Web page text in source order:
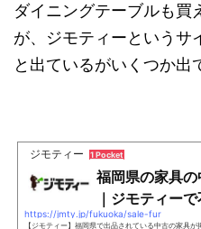
ダイニングテーブルも買
が、ジモティーというサ
と出ているがいくつか出
ジモティー 1 Pocket
福岡県の家具
｜ジモティー
https://jmty.jp/fukuoka/sale-fur
【ジモティー】福岡県で出品されている中古の家具